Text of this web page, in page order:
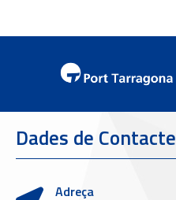
Dades de Contacte
Adreça